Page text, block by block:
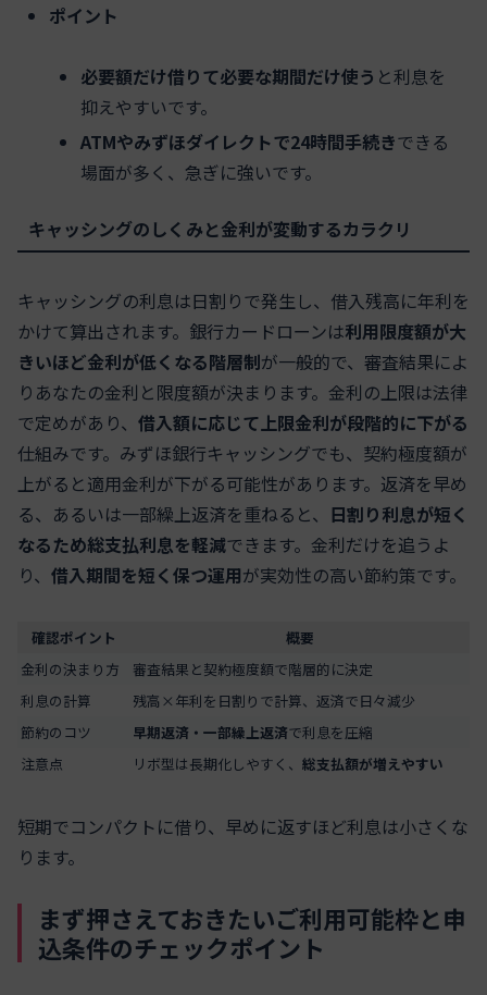
ポイント
必要額だけ借りて必要な期間だけ使う と利息を
抑えやすいです。
ATMやみずほダイレクトで24時間手続きできる
場面が多く、急ぎに強いです。
キャッシングのしくみと金利が変動するカラクリ
キャッシングの利息は日割りで発生し、借入残高に年利を
かけて算出されます。銀行カードローンは利用限度額が大
きいほど金利が低くなる階層制が一般的で、審査結果によ
りあなたの金利と限度額が決まります。金利の上限は法律
で定めがあり、 借入額に応じて上限金利が段階的に下がる
仕組みです。みずほ銀行キャッシングでも、契約極度額が
上がると適用金利が下がる可能性があります。返済を早め
る、あるいは一部繰上返済を重ねると、 日割り利息が短く
なるため総支払利息を軽減できます。金利だけを追うよ
り、 借入期間を短く保つ運用が実効性の高い節約策です。
確認ポイント
概要
金利の決まり方
審査結果と契約極度額で階層的に決定
利息の計算
残高×年利を日割りで計算、返済で日々減少
節約のコツ
早期返済・一部繰上返済で利息を圧縮
注意点
リボ型は長期化しやすく、 総支払額が増えやすい
短期でコンパクトに借り、早めに返すほど利息は小さくな
ります。
まず押さえておきたいご利用可能枠と申
込条件のチェックポイント